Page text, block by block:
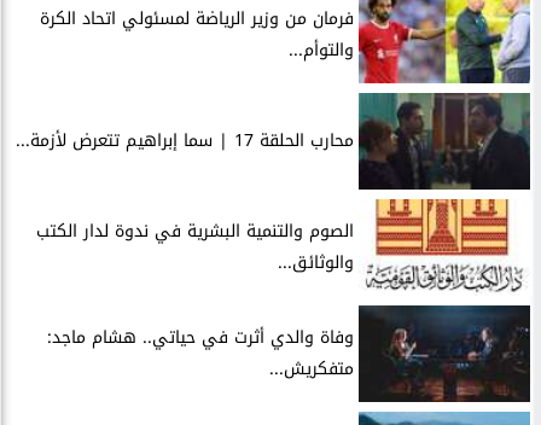
فرمان من وزير الرياضة لمسئولي اتحاد الكرة
والتوأم...
محارب الحلقة 17 | سما إبراهيم تتعرض لأزمة...
الصوم والتنمية البشرية في ندوة لدار الكتب
والوثائق...
وفاة والدي أثرت في حياتي.. هشام ماجد:
متفكريش...